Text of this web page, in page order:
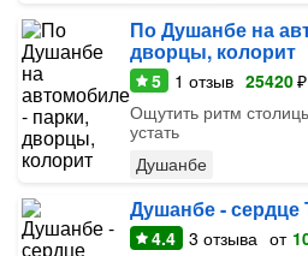
По Душанбе на
дворцы, колорит
5 1 отзыв 25420₽
Ощутить ритм
устать
Душанбе
Душанбе - сердце
4.4 3 отзыва от